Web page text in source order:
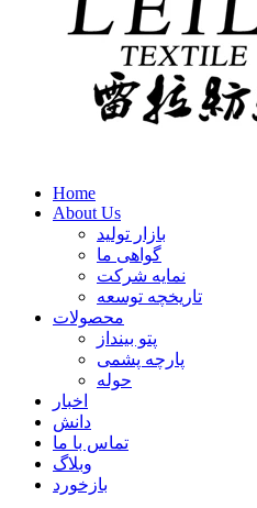
Home
About Us
بازار تولید
گواهی ما
نمایه شرکت
تاریخچه توسعه
محصولات
پتو بینداز
پارچه پشمی
حوله
اخبار
دانش
تماس با ما
وبلاگ
بازخورد